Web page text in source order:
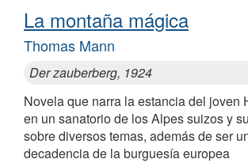
La montaña mágica
Thomas Mann
Der zauberberg, 1924
Novela que narra la estancia del joven
en un sanatorio de los Alpes suizos y
sobre diversos temas, además de ser
decadencia de la burguesía europea